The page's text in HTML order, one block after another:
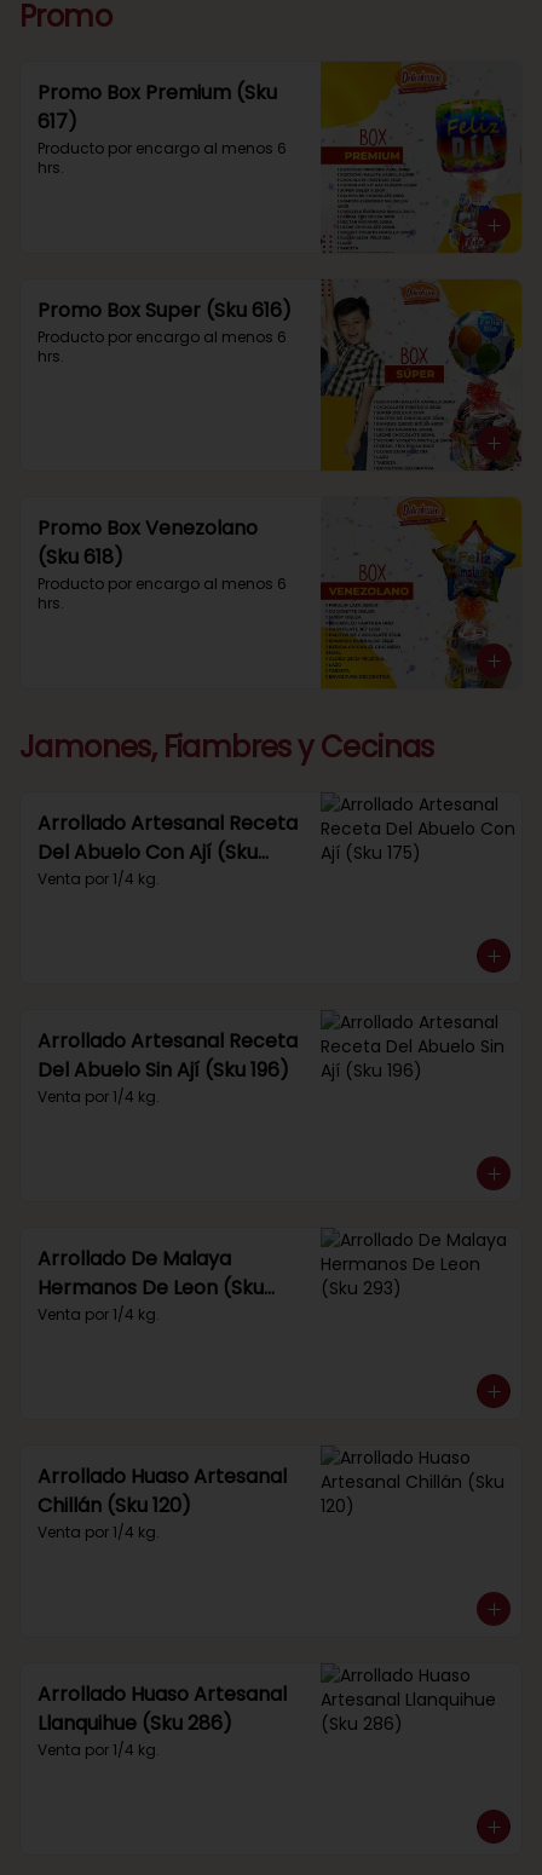
Promo
Promo Box Premium (Sku
617)
Producto por encargo al menos 6
hrs.
Promo Box Super (Sku 616)
Producto por encargo al menos 6
hrs.
Promo Box Venezolano
(Sku 618)
Producto por encargo al menos 6
hrs.
Jamones, Fiambres y Cecinas
Arrollado Artesanal Receta
Del Abuelo Con Ají (Sku
175)
Venta por 1/4 kg.
Arrollado Artesanal Receta
Del Abuelo Sin Ají (Sku 196)
Venta por 1/4 kg.
Arrollado De Malaya
Hermanos De Leon (Sku
293)
Venta por 1/4 kg.
Arrollado Huaso Artesanal
Chillán (Sku 120)
Venta por 1/4 kg.
Arrollado Huaso Artesanal
Llanquihue (Sku 286)
Venta por 1/4 kg.